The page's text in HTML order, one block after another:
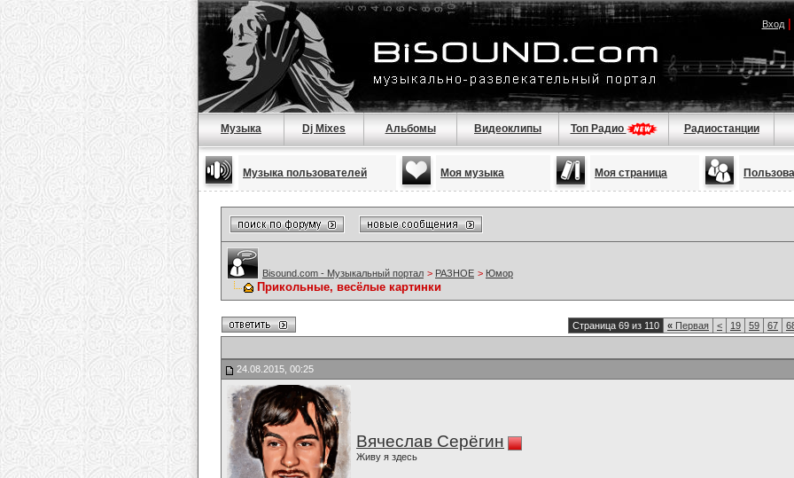
Вход|
Музыка Dj Mixes Альбомы Видеоклипы Топ Радио Радиостанции
Музыка пользователей Моя музыка Моя страница
Bisound.com - Музыкальный портал > РАЗНОЕ > Юмор
Прикольные, весёлые картинки
Страница 69 из 110 « Первая < 19 59 67
24.08.2015, 00:25
Вячеслав Серёгин
Живу я здесь